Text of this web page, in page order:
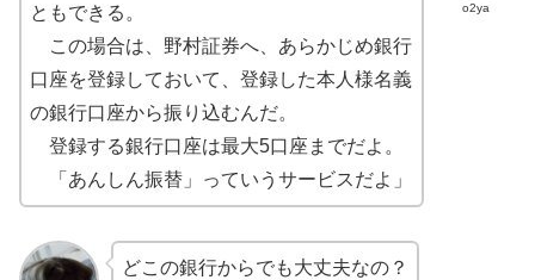
o2ya
ともできる。
この場合は、野村証券へ、あらかじめ銀行
口座を登録しておいて、登録した本人様名義
の銀行口座から振り込むんだ。
登録する銀行口座は最大5口座までだよ。
「あんしん振替」っていうサービスだよ」
どこの銀行からでも大丈夫なの？